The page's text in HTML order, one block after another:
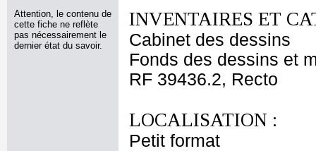
Attention, le contenu de
cette fiche ne reflète
pas nécessairement le
dernier état du savoir.
INVENTAIRES ET
Cabinet des dessins
Fonds des dessins et
RF 39436.2, Recto
LOCALISATION :
Petit format